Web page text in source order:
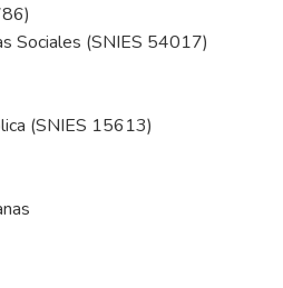
Sociales (SNIES 54017)
(SNIES 15613)